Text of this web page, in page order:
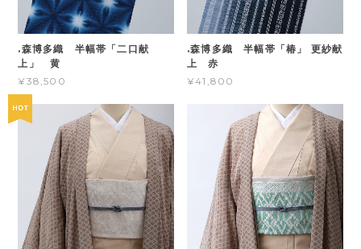
.森博多織 半幅帯「二口献
上」 黄
¥38,500
.森博多織 半幅帯「椿」 更紗献
上 赤
¥41,800